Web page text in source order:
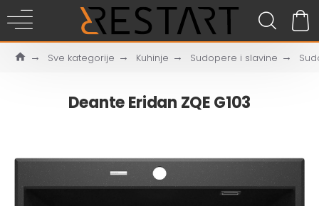
Sve kategorije Kuhinje Sudopere i slavine
Deante Eridan ZQE G103